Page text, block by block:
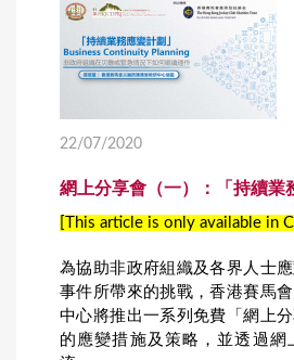
22/07/2020
網上分享會（一）：「持續業
[This article is only available in
為協助非政府組織及各界人士
事件所帶來的挑戰，香港賽馬
中心將推出一系列免費「網上
的應變措施及策略，並透過網